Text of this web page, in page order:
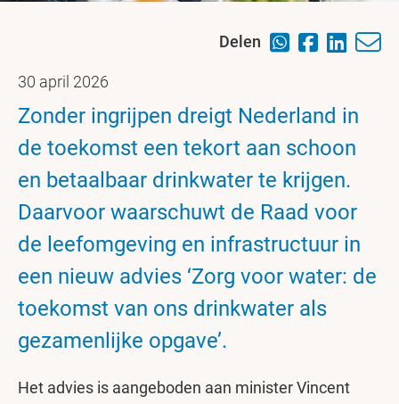
Delen
30 april 2026
Zonder ingrijpen dreigt Nederland in
de toekomst een tekort aan schoon
en betaalbaar drinkwater te krijgen.
Daarvoor waarschuwt de Raad voor
de leefomgeving en infrastructuur in
een nieuw advies ‘Zorg voor water: de
toekomst van ons drinkwater als
gezamenlijke opgave’.
Het advies is aangeboden aan minister Vincent